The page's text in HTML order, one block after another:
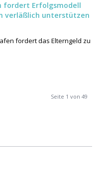
fordert Erfolgsmodell
verläßlich unterstützen
fordert das Elterngeld zu
Seite 1 von 49